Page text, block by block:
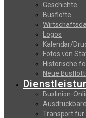
Geschichte
Busflotte
Logos
Kalendar/
Fotos von
Historische
Neue
Buslinien-
Transport für